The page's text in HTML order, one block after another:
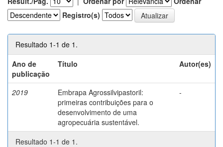
Registro(s)
Resultado 1-1 de 1.
Ano de
publicação
Título Autor(es)
2019
Embrapa Agrossilvipastoril:
primeiras contribuições para o
desenvolvimento de uma
agropecuária sustentável.
-
Resultado 1-1 de 1.